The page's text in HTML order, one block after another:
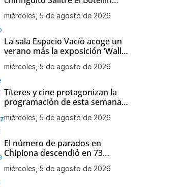
asociación de Alzheimer y otras
miércoles, 5 de agosto de 2026
La sala Espacio Vacío acoge un
verano más la exposición ‘Wall
Aparcero
miércoles, 5 de agosto de 2026
Títeres y cine protagonizan la
programación de esta semana
miércoles, 5 de agosto de 2026
El número de parados en
Chipiona descendió en 73
miércoles, 5 de agosto de 2026